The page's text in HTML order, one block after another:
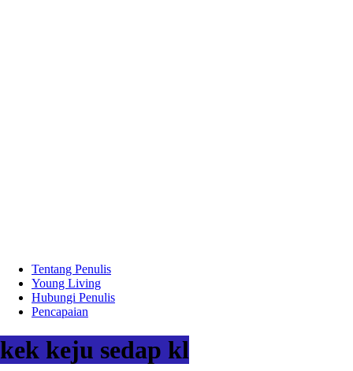
Tentang Penulis
Young Living
Hubungi Penulis
Pencapaian
kek keju sedap kl